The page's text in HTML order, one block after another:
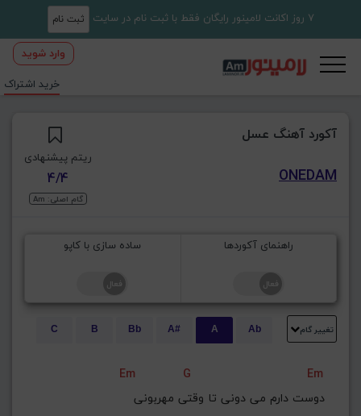
7 روز اکانت لامینور رایگان فقط با ثبت نام در سایت ثبت نام
وارد شوید
خرید اشتراک
آکورد آهنگ عسل
ONEDAM
ریتم پیشنهادی
4/4
گام اصلی: Am
راهنمای آکوردها ساده سازی با کاپو
تغییر گام Ab
A
A#
Bb
B
C
Em G
Em
دوﺳﺖ دارم ﻣﻰ دوﻧﻰ ﺗﺎ وﻗﺘﻰ ﻣﻬﺮﺑﻮﻧﻰ